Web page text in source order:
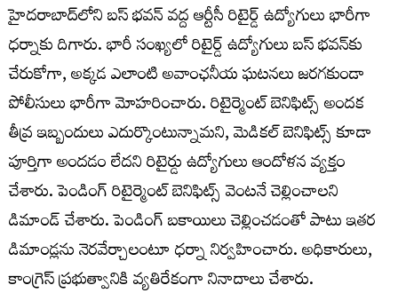
హైదరాబాద్‌లోని బస్ భవన్ వద్ద ఆర్టీసీ రిటైర్డ్ ఉద్యోగులు భారీగా
ధర్నాకు దిగారు. భారీ సంఖ్యలో రిటైర్డ్ ఉద్యోగులు బస్ భవన్‌కు
చేరుకోగా, అక్కడ ఎలాంటి అవాంఛనీయ ఘటనలు జరగకుండా
పోలీసులు భారీగా మోహరించారు. రిటైర్మెంట్ బెనిఫిట్స్ అందక
తీవ్ర ఇబ్బందులు ఎదుర్కొంటున్నామని, మెడికల్ బెనిఫిట్స్ కూడా
పూర్తిగా అందడం లేదని రిటైర్డు ఉద్యోగులు ఆందోళన వ్యక్తం
చేశారు. పెండింగ్ రిటైర్మెంట్ బెనిఫిట్స్ వెంటనే చెల్లించాలని
డిమాండ్ చేశారు. పెండింగ్ బకాయిలు చెల్లించడంతో పాటు ఇతర
డిమాండ్లను నెరవేర్చాలంటూ ధర్నా నిర్వహించారు. అధికారులు,
కాంగ్రెస్ ప్రభుత్వానికి వ్యతిరేకంగా నినాదాలు చేశారు.